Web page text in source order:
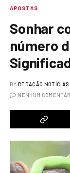
APOSTAS
Sonhar
número
BY REDAÇÃO
NENHUM